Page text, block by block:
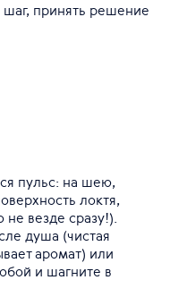
шаг, принять решение
пульс: на шею,
локтя,
везде сразу!).
душа (чистая
аромат) или
и шагните в